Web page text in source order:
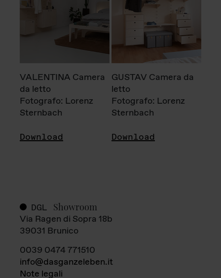
VALENTINA Camera
da letto
Fotografo: Lorenz
Sternbach
Download
GUSTAV Camera da
letto
Fotografo: Lorenz
Sternbach
Download
DGL Showroom
Via Ragen di Sopra 18b
39031 Brunico
0039 0474 771510
info@dasganzeleben.it
Note legali